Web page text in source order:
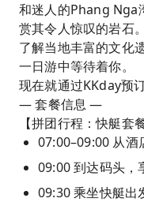
和迷人的Phang Nga
赏其令人惊叹的岩石
了解当地丰富的文化
一日游中等待着你。
现在就通过KKday预
— 套餐信息 —
【拼团行程：快艇套
07:00–09:00 从酒
09:00 到达码头，
09:30 乘坐快艇出